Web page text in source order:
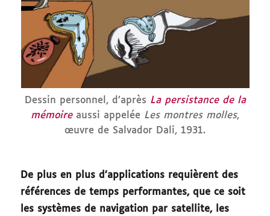
Dessin personnel, d’après La persistance de la
mémoireaussi appelée Les montres molles,
œuvre de Salvador Dali, 1931.
De plus en plus d’applications requièrent des
références de temps performantes, que ce soit
les systèmes de navigation par satellite, les